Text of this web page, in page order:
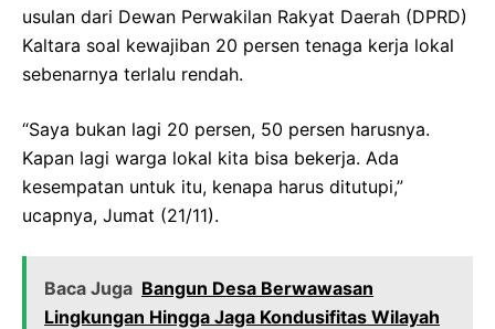
usulan dari Dewan Perwakilan Rakyat Daerah (DPRD)
Kaltara soal kewajiban 20 persen tenaga kerja lokal
sebenarnya terlalu rendah.
“Saya bukan lagi 20 persen, 50 persen harusnya.
Kapan lagi warga lokal kita bisa bekerja. Ada
kesempatan untuk itu, kenapa harus ditutupi,”
ucapnya, Jumat (21/11).
Baca Juga Bangun Desa Berwawasan
Lingkungan Hingga Jaga Kondusifitas Wilayah